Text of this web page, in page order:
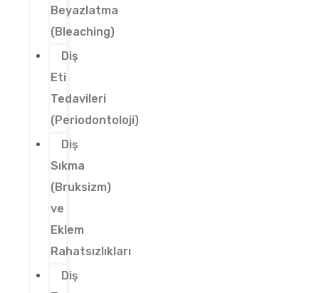
Beyazlatma
(Bleaching)
Diş
Eti
Tedavileri
(Periodontoloji)
Diş
Sıkma
(Bruksizm)
ve
Eklem
Rahatsızlıkları
Diş